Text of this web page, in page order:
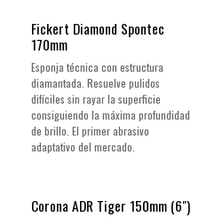
Fickert Diamond Spontec
170mm
Esponja técnica con estructura
diamantada. Resuelve pulidos
difíciles sin rayar la superficie
consiguiendo la máxima profundidad
de brillo. El primer abrasivo
adaptativo del mercado.
Corona ADR Tiger 150mm (6")